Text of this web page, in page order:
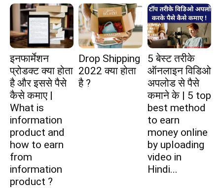
अंग्रेजी
जानकारी
इनफार्मेशन
प्रोडक्ट क्या होता
है और इससे पैसे
कैसे कमाए |
What is
information
product and
how to earn
from
information
product ?
Drop Shipping
2022 क्या होता
है ?
5 बेस्ट तरीके
ऑनलाइन विडिओ
अपलोड से पैसे
कमाने के | 5 top
best method
to earn
money online
by uploading
video in
Hindi...